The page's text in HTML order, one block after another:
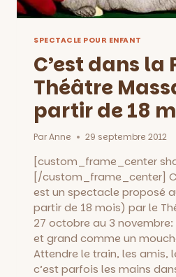
SPECTACLE POUR ENFANT
C’est dans la
Théâtre
partir de 18
ParAnne 29 septembre 2012
[custom_frame_center
[/custom_frame_center]
est un spectacle proposé
partir de 18 mois) par le
27 octobre au 3
et grand comme un
Attendre le train, les amis,
c’est parfois les mains